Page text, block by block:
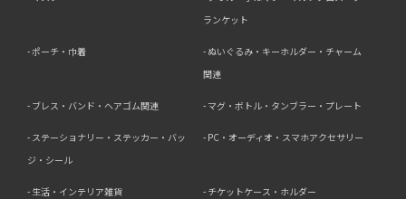
ランケット
ポーチ・巾着
ぬいぐるみ・キーホルダー・チャーム
関連
ブレス・バンド・ヘアゴム関連 マグ・ボトル・タンブラー・プレート
ステーショナリー・ステッカー・バッ
ジ・シール
PC・オーディオ・スマホアクセサリー
生活・インテリア雑貨 チケットケース・ホルダー